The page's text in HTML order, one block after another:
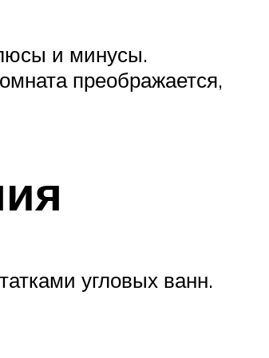
и минусы.
преображается,
угловых ванн.